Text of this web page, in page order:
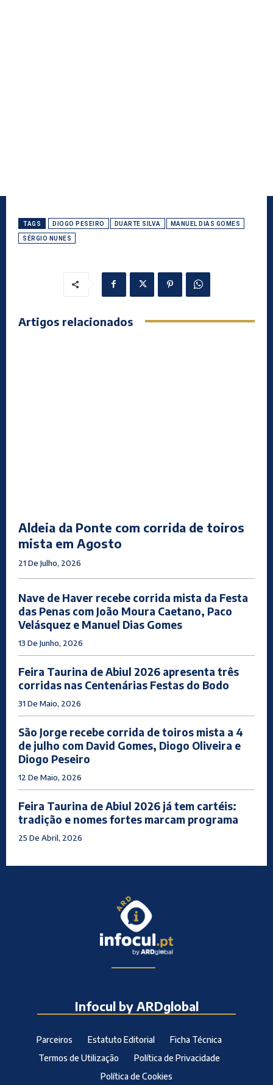
TAGS DIOGO PESEIRO DUARTE SILVA MANUEL DIAS GOMES
SÉRGIO NUNES
Artigos relacionados
Aldeia da Ponte com corrida de toiros
mista em Agosto
21 De Julho, 2026
Nave de Haver recebe corrida mista da Festa
das Penas com João Moura Caetano, Paco
Velásquez e Manuel Dias Gomes
13 De Junho, 2026
Feira Taurina de Abiul 2026 apresenta três
corridas nas Centenárias Festas do Bodo
31 De Maio, 2026
São Jorge recebe corrida de toiros mista a 4
de julho com David Gomes, Diogo Oliveira e
Diogo Peseiro
12 De Maio, 2026
Feira Taurina de Abiul 2026 já tem cartéis:
tradição e nomes fortes marcam programa
25 De Abril, 2026
Infocul by ARDglobal
Parceiros Estatuto Editorial
Ficha Técnica
Termos de Utilização
Política de Privacidade
Política de Cookies